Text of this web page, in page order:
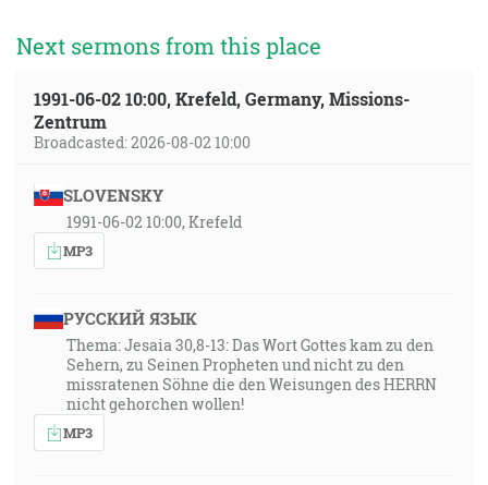
Next sermons from this place
1991-06-02 10:00, Krefeld, Germany, Missions-
Zentrum
Broadcasted: 2026-08-02 10:00
SLOVENSKY
1991-06-02 10:00, Krefeld
MP3
РУССКИЙ ЯЗЫК
Thema: Jesaia 30,8-13: Das Wort Gottes kam zu den
Sehern, zu Seinen Propheten und nicht zu den
missratenen Söhne die den Weisungen des HERRN
nicht gehorchen wollen!
MP3